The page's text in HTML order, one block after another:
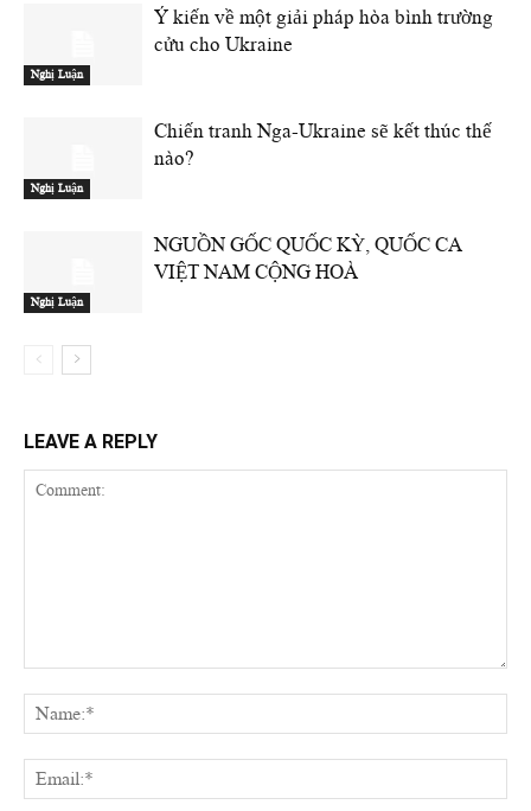
Nghị Luận
Ý kiến về một giải pháp hòa bình trường
cửu cho Ukraine
Nghị Luận
Chiến tranh Nga-Ukraine sẽ kết thúc thế
nào?
Nghị Luận
NGUỒN GỐC QUỐC KỲ, QUỐC CA
VIỆT NAM CỘNG HOÀ
LEAVE A REPLY